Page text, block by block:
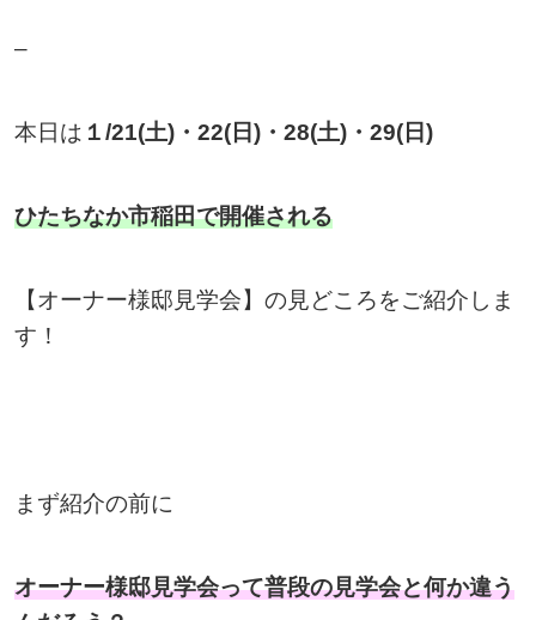
–
本日は １/21(土)・22(日)・28(土)・29(日)
ひたちなか市稲田で開催される
【オーナー様邸見学会】の見どころをご紹介しま
す！
まず紹介の前に
オーナー様邸見学会って普段の見学会と何か違う